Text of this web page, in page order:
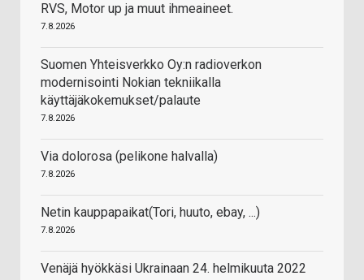
RVS, Motor up ja muut ihmeaineet.
7.8.2026
Suomen Yhteisverkko Oy:n radioverkon
modernisointi Nokian tekniikalla
käyttäjäkokemukset/palaute
7.8.2026
Via dolorosa (pelikone halvalla)
7.8.2026
Netin kauppapaikat(Tori, huuto, ebay, ...)
7.8.2026
Venäjä hyökkäsi Ukrainaan 24. helmikuuta 2022